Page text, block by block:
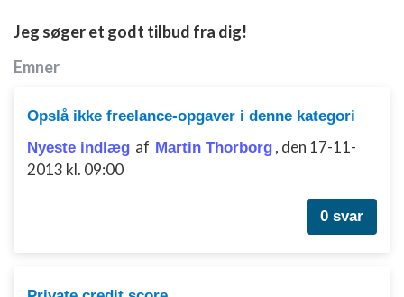
Jeg søger et godt tilbud fra dig!
Emner
Opslå ikke freelance-opgaver i denne kategori
Nyeste indlæg af Martin Thorborg , den 17-11-
2013 kl. 09:00
0 svar